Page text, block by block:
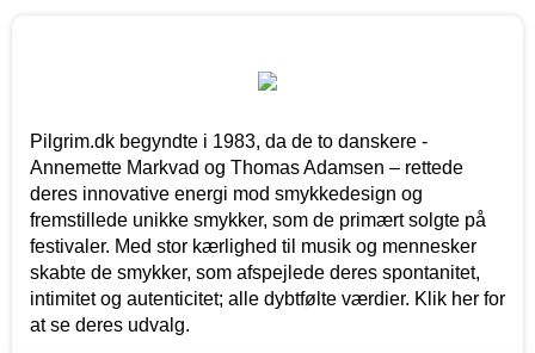
Pilgrim.dk begyndte i 1983, da de to danskere -
Annemette Markvad og Thomas Adamsen – rettede
deres innovative energi mod smykkedesign og
fremstillede unikke smykker, som de primært solgte på
festivaler. Med stor kærlighed til musik og mennesker
skabte de smykker, som afspejlede deres spontanitet,
intimitet og autenticitet; alle dybtfølte værdier. Klik her for
at se deres udvalg.